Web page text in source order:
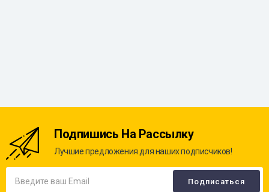
Подпишись На Рассылку
Лучшие предложения для наших подписчиков!